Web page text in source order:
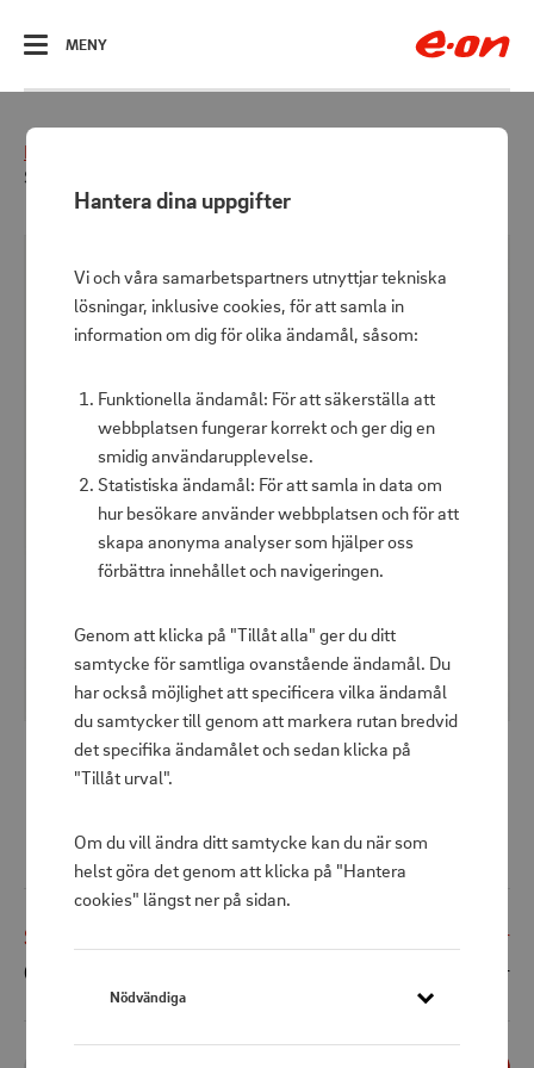
Hantera dina uppgifter
Vi och våra samarbetspartners utnyttjar tekniska
lösningar, inklusive cookies, för att samla in
information om dig för olika ändamål, såsom:
Funktionella ändamål: För att säkerställa att
webbplatsen fungerar korrekt och ger dig en
smidig användarupplevelse.
Statistiska ändamål: För att samla in data om
hur besökare använder webbplatsen och för att
skapa anonyma analyser som hjälper oss
förbättra innehållet och navigeringen.
Genom att klicka på "Tillåt alla" ger du ditt
samtycke för samtliga ovanstående ändamål. Du
har också möjlighet att specificera vilka ändamål
du samtycker till genom att markera rutan bredvid
det specifika ändamålet och sedan klicka på
"Tillåt urval".
Om du vill ändra ditt samtycke kan du när som
helst göra det genom att klicka på "Hantera
cookies" längst ner på sidan.
Nödvändiga
ÖPPNA
MENY
Hem
Soundbird B10 Lantern, Speaker, Powerbank 10.000mAh
Powerbank 10.000mAh
Shoppris
499 kr
Ord. pris
899 kr